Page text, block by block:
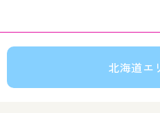
北海道エ